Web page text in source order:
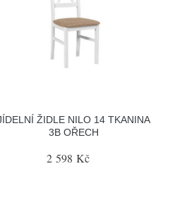
ŽIDLE NILO 14 TKANINA
3B OŘECH
2 598 Kč